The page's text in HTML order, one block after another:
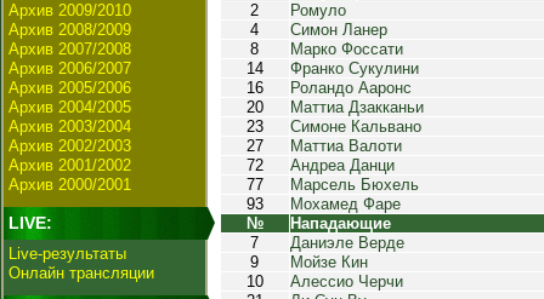
Архив 2009/2010
Архив 2008/2009
Архив 2007/2008
Архив 2006/2007
Архив 2005/2006
Архив 2004/2005
Архив 2003/2004
Архив 2002/2003
Архив 2001/2002
Архив 2000/2001
LIVE:
Live-результаты
Онлайн трансляции
2
Ромуло
4
Симон Ланер
8
Марко Фоссати
14
Франко Сукулини
16
Роландо Ааронс
20
Маттиа Дзакканьи
23
Симоне Кальвано
27
Маттиа Валоти
72
Андреа Данци
77
Марсель Бюхель
93
Мохамед Фаре
№
Нападающие
7
Даниэле Верде
9
Мойзе Кин
10
Алессио Черчи